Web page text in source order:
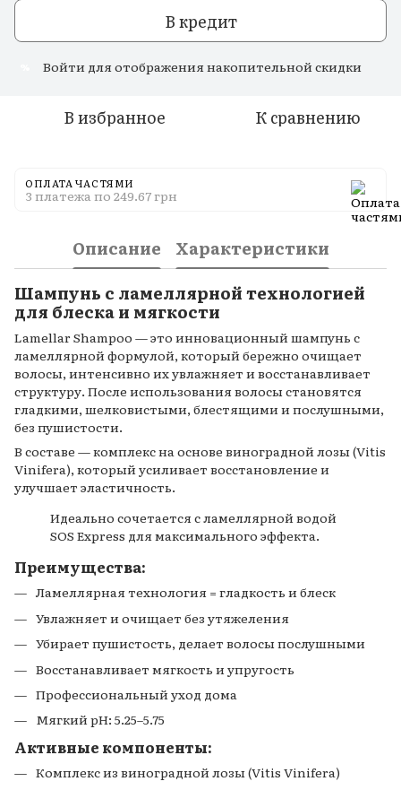
В кредит
Войти для отображения накопительной скидки
В избранное К сравнению
ОПЛАТА ЧАСТЯМИ
3 платежа по 249.67 грн
Описание
Характеристики
Шампунь с ламеллярной технологией
для блеска и мягкости
Lamellar Shampoo — это инновационный шампунь с
ламеллярной формулой, который бережно очищает
волосы, интенсивно их увлажняет и восстанавливает
структуру. После использования волосы становятся
гладкими, шелковистыми, блестящими и послушными,
без пушистости.
В составе — комплекс на основе виноградной лозы (Vitis
Vinifera), который усиливает восстановление и
улучшает эластичность.
Идеально сочетается с ламеллярной водой
SOS Express для максимального эффекта.
Преимущества:
Ламеллярная технология = гладкость и блеск
Увлажняет и очищает без утяжеления
Убирает пушистость, делает волосы послушными
Восстанавливает мягкость и упругость
Профессиональный уход дома
Мягкий pH: 5.25–5.75
Активные компоненты:
Комплекс из виноградной лозы (Vitis Vinifera)